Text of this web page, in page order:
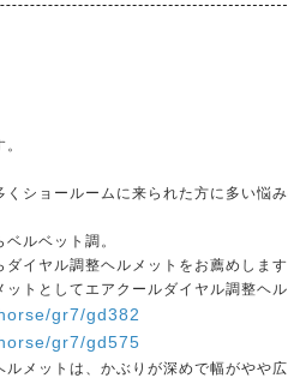
ショールームに来られた方に多い悩
ルベット調。
イヤル調整ヘルメットをお薦めします
トとしてエアクールダイヤル調整ヘ
gr7/gd382
gr7/gd575
メットは、かぶりが深めで幅がやや広